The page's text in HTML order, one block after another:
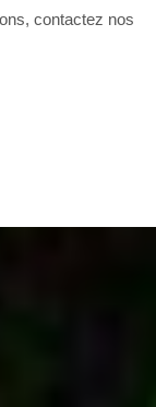
contactez nos